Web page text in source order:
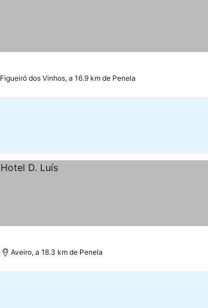
Figueiró dos Vinhos, a 16.9 km de Penela
Aveiro, a 18.3 km de Penela